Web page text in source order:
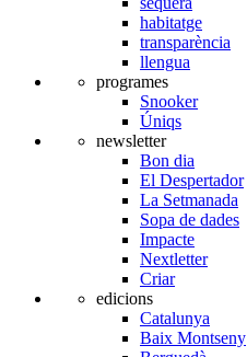
habitatge
transparència
llengua
programes
Snooker
Úniqs
newsletter
Bon dia
El Despertador
La Setmanada
Sopa de dades
Impacte
Nextletter
Criar
edicions
Catalunya
Baix Montseny